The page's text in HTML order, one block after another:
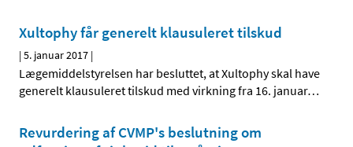
Xultophy får generelt klausuleret tilskud
|5. januar 2017 |
Lægemiddelstyrelsen har besluttet, at Xultophy skal have
generelt klausuleret tilskud med virkning fra 16. januar…
Revurdering af CVMP's beslutning om